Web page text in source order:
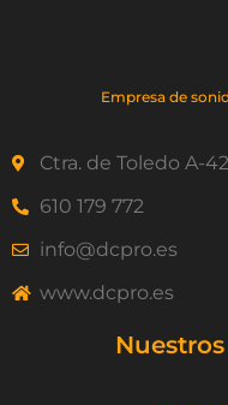
Empresa de
Ctra. de Toledo A-
610 179 772
info@dcpro.es
www.dcpro.es